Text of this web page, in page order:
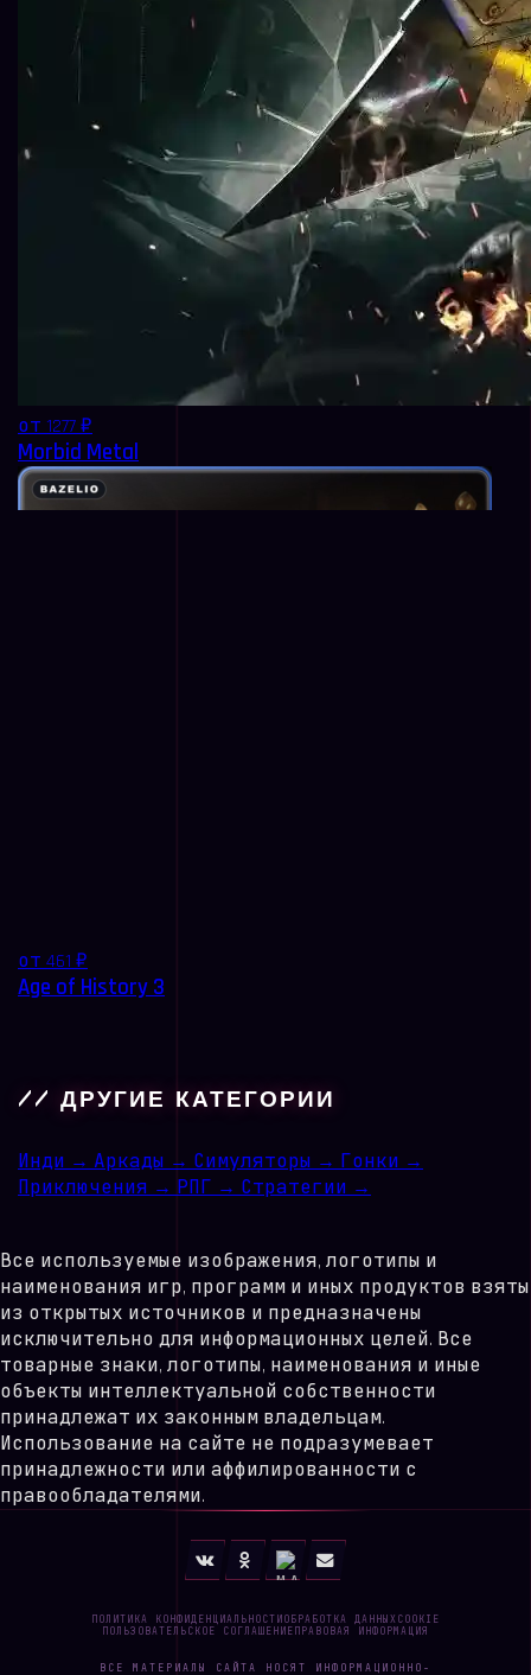
от 1277 ₽
Morbid Metal
от 461 ₽
Age of History 3
// ДРУГИЕ КАТЕГОРИИ
Инди → Аркады → Симуляторы → Гонки →
Приключения → РПГ → Стратегии →
Все используемые изображения, логотипы и
наименования игр, программ и иных продуктов взяты
из открытых источников и предназначены
исключительно для информационных целей. Все
товарные знаки, логотипы, наименования и иные
объекты интеллектуальной собственности
принадлежат их законным владельцам.
Использование на сайте не подразумевает
принадлежности или аффилированности с
правообладателями.
ПОЛИТИКА КОНФИДЕНЦИАЛЬНОСТИ ОБРАБОТКА ДАННЫХ COOKIE
ПОЛЬЗОВАТЕЛЬСКОЕ СОГЛАШЕНИЕ ПРАВОВАЯ ИНФОРМАЦИЯ
ВСЕ МАТЕРИАЛЫ САЙТА НОСЯТ ИНФОРМАЦИОННО-